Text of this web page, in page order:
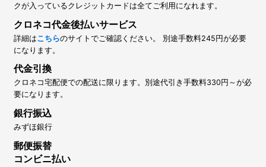
クが入っているクレジットカードは全てご利用になれます。
クロネコ代金後払いサービス
詳細はこちらのサイトでご確認ください。 別途手数料245円が必要
になります。
代金引換
クロネコ宅配便での配送に限ります。別途代引き手数料330円～が必
要になります。
銀行振込
みずほ銀行
郵便振替
コンビニ払い